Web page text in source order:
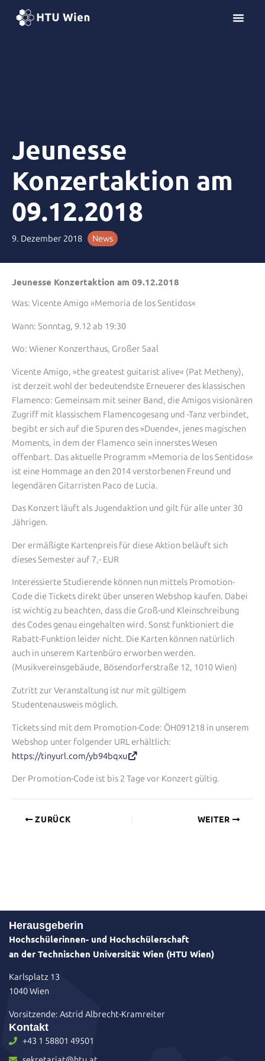
Jeunesse
Konzertaktion am
09.12.2018
9. Dezember 2018 News
Jeunesse Konzertaktion am 09.12.2018
Was: Vicente Amigo »Memoria de los Sentidos«
Wann: Sonntag, 9.12 ab 19:30
Wo: Wiener Konzerthaus, Großer Saal
Vicente Amigo, »the greatest guitarist alive« (Pat Metheny),
ist derzeit wohl der bedeutendste Erneuerer des klassischen
Flamenco: Gemeinsam mit seiner Band, die Amigos visionären
Zugriff mit klassischem Flamencogesang und -Tanz verbindet,
begibt er sich auf die Spuren des »Duende«, jenes magischen
Moments, in dem der Flamenco sein innerstes Wesen
offenbart. Das aktuelle Programm »Memoria de los Sentidos«
ist eine Hommage an den 2014 verstorbenen Freund und
legendären Gitarristen Paco de Lucia.
Das Konzert läuft als Jugendaktion und gilt für alle unter 30
Jährigen.
Der ermäßigte Kartenpreis für diese Aktion beläuft sich
dieses Semester auf 7,- EUR
Interessierte Studierende können nun mittels Promotion-
Code die Tickets direkt über unseren Webshop kaufen. Dabei
ist wichtig zu beachten, dass die Groß-und Kleinschreibung
des Codes genau eingehalten wird. Sonst funktioniert die
Rabatt-Funktion leider nicht. Die Karten können natürlich
auch in unserem Kartenbüro erworben werden.
(Musikvereinsgebäude, Bösendorferstraße 12, 1010 Wien)
Zutritt zur Veranstaltung ist nur mit gültigem
Studentenausweis möglich.
Tickets sind mit dem Promotion-Code: ÖH091218 in unserem
Webshop unter folgender URL erhältlich:
https://tinyurl.com/yb94bqxu
Der Promotion-Code ist bis 2 Tage vor Konzert gültig.
ZURÜCK WEITER
Herausgeberin
Hochschülerinnen- und Hochschülerschaft
an der Technischen Universität Wien (HTU Wien)
Karlsplatz 13
1040 Wien
Vorsitzende: Astrid Albrecht-Kramreiter
Kontakt
+43 1 58801 49501